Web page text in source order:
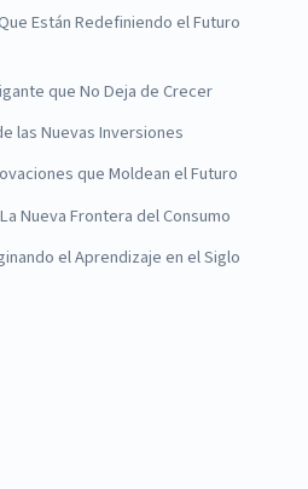
Están Redefiniendo el Futuro
que No Deja de Crecer
las Nuevas Inversiones
que Moldean el Futuro
Nueva Frontera del Consumo
el Aprendizaje en el Siglo